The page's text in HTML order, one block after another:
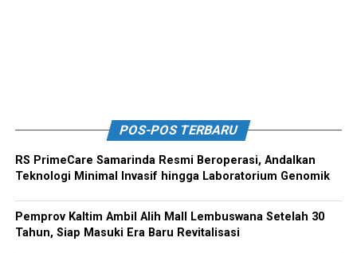
POS-POS TERBARU
RS PrimeCare Samarinda Resmi Beroperasi, Andalkan
Teknologi Minimal Invasif hingga Laboratorium Genomik
Pemprov Kaltim Ambil Alih Mall Lembuswana Setelah 30
Tahun, Siap Masuki Era Baru Revitalisasi